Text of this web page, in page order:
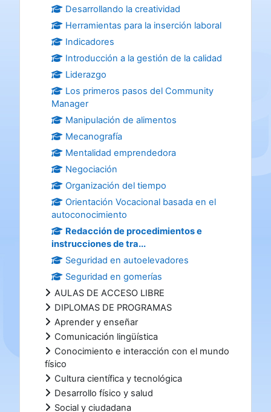
Desarrollando la creatividad
Herramientas para la inserción laboral
Indicadores
Introducción a la gestión de la calidad
Liderazgo
Los primeros pasos del Community
Manager
Manipulación de alimentos
Mecanografía
Mentalidad emprendedora
Negociación
Organización del tiempo
Orientación Vocacional basada en el
autoconocimiento
Redacción de procedimientos e
instrucciones de tra...
Seguridad en autoelevadores
Seguridad en gomerías
AULAS DE ACCESO LIBRE
DIPLOMAS DE PROGRAMAS
Aprender y enseñar
Comunicación lingüística
Conocimiento e interacción con el mundo
físico
Cultura científica y tecnológica
Desarrollo físico y salud
Social y ciudadana